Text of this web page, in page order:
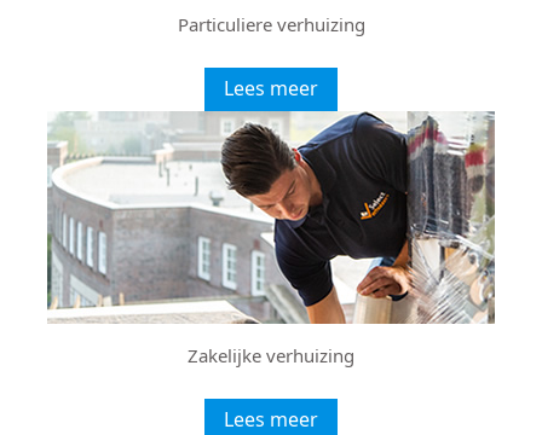
Particuliere verhuizing
Lees meer
Zakelijke verhuizing
Lees meer